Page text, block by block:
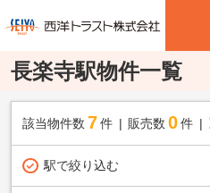
長楽寺駅物件一覧
該当物件数 7件 販売数 0 件
駅で絞り込む